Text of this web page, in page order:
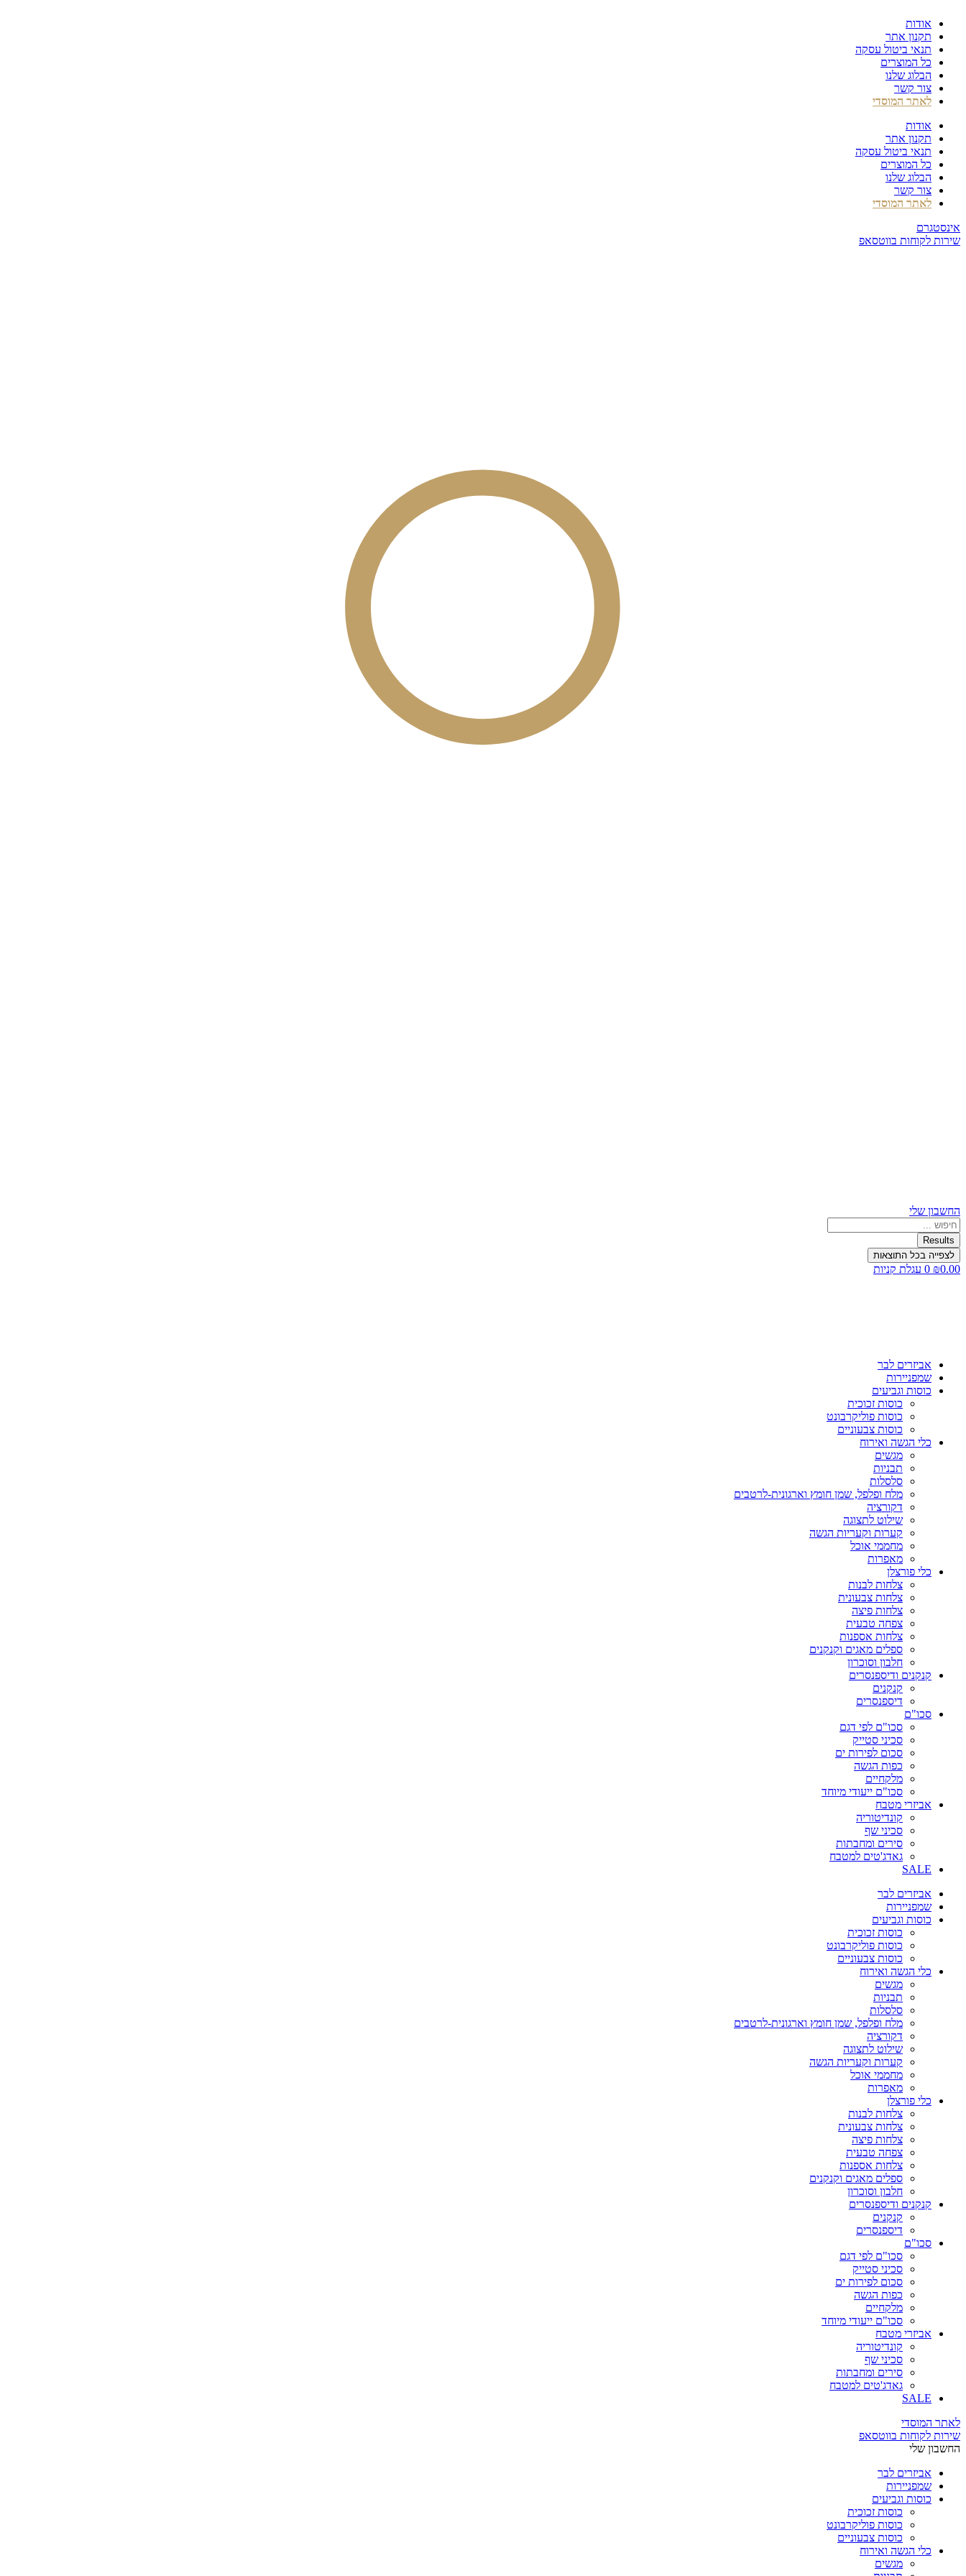
לתוכן
אודות
תקנון אתר
תנאי ביטול עסקה
כל המוצרים
הבלוג שלנו
צור קשר
לאתר המוסדי
אודות
תקנון אתר
תנאי ביטול עסקה
כל המוצרים
הבלוג שלנו
צור קשר
לאתר המוסדי
אינסטגרם
שירות לקוחות בווטסאפ
החשבון שלי
Search
...
Results
לצפייה בכל התוצאות
₪0.00
0 עגלת קניות
אביזרים לבר
שמפניירות
כוסות וגביעים
כוסות זכוכית
כוסות פוליקרבונט
כוסות צבעוניים
כלי הגשה ואירוח
מגשים
תבניות
סלסלות
מלח ופלפל, שמן חומץ וארגונית-לרטבים
דקורציה
שילוט לתצוגה
קערות וקעריות הגשה
מחממי אוכל
מאפרות
כלי פורצלן
צלחות לבנות
צלחות צבעונית
צלחות פיצה
צפחה טבעית
צלחות אספנות
ספלים מאגים וקנקנים
חלבון וסוכרון
קנקנים ודיספנסרים
קנקנים
דיספנסרים
סכו"ם
סכו"ם לפי דגם
סכיני סטייק
סכום לפירות ים
כפות הגשה
מלקחיים
סכו"ם ייעודי מיוחד
אביזרי מטבח
קונדיטוריה
סכיני שף
סירים ומחבתות
גאדג'טים למטבח
SALE
אביזרים לבר
שמפניירות
כוסות וגביעים
כוסות זכוכית
כוסות פוליקרבונט
כוסות צבעוניים
כלי הגשה ואירוח
מגשים
תבניות
סלסלות
מלח ופלפל, שמן חומץ וארגונית-לרטבים
דקורציה
שילוט לתצוגה
קערות וקעריות הגשה
מחממי אוכל
מאפרות
כלי פורצלן
צלחות לבנות
צלחות צבעונית
צלחות פיצה
צפחה טבעית
צלחות אספנות
ספלים מאגים וקנקנים
חלבון וסוכרון
קנקנים ודיספנסרים
קנקנים
דיספנסרים
סכו"ם
סכו"ם לפי דגם
סכיני סטייק
סכום לפירות ים
כפות הגשה
מלקחיים
סכו"ם ייעודי מיוחד
אביזרי מטבח
קונדיטוריה
סכיני שף
סירים ומחבתות
גאדג'טים למטבח
SALE
לאתר המוסדי
שירות לקוחות בווטסאפ
החשבון שלי
אביזרים לבר
שמפניירות
כוסות וגביעים
כוסות זכוכית
כוסות פוליקרבונט
כוסות צבעוניים
כלי הגשה ואירוח
מגשים